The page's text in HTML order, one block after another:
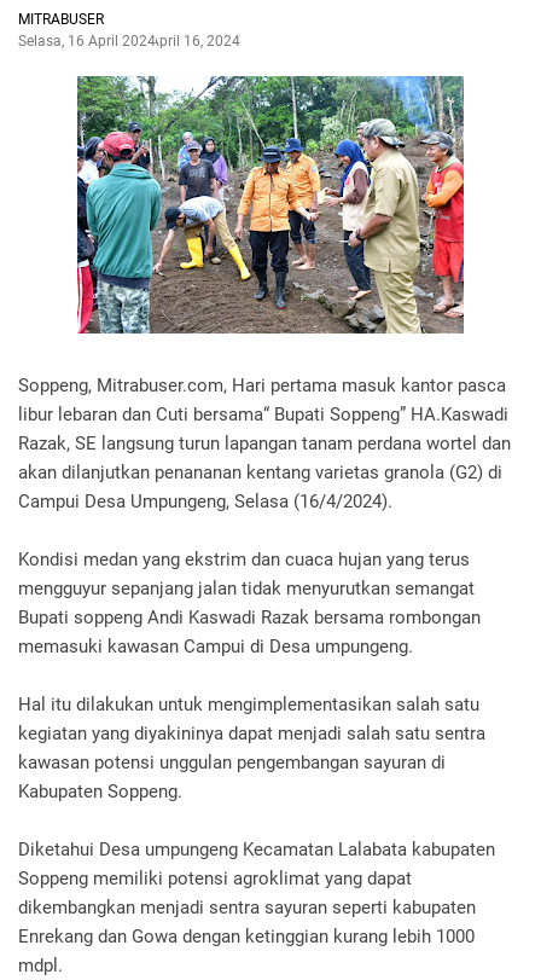
MITRABUSER
Selasa, 16 April 2024April 16, 2024
Soppeng, Mitrabuser.com, Hari pertama masuk kantor pasca
libur lebaran dan Cuti bersama“ Bupati Soppeng” HA.Kaswadi
Razak, SE langsung turun lapangan tanam perdana wortel dan
akan dilanjutkan penananan kentang varietas granola (G2) di
Campui Desa Umpungeng, Selasa (16/4/2024).
Kondisi medan yang ekstrim dan cuaca hujan yang terus
mengguyur sepanjang jalan tidak menyurutkan semangat
Bupati soppeng Andi Kaswadi Razak bersama rombongan
memasuki kawasan Campui di Desa umpungeng.
Hal itu dilakukan untuk mengimplementasikan salah satu
kegiatan yang diyakininya dapat menjadi salah satu sentra
kawasan potensi unggulan pengembangan sayuran di
Kabupaten Soppeng.
Diketahui Desa umpungeng Kecamatan Lalabata kabupaten
Soppeng memiliki potensi agroklimat yang dapat
dikembangkan menjadi sentra sayuran seperti kabupaten
Enrekang dan Gowa dengan ketinggian kurang lebih 1000
mdpl.